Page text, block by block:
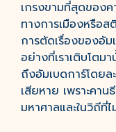
เกรงขามที่สุดของค
ทางการเมืองหรือ
การตัดเรื่องของอัม
อย่างที่เราเติบโตม
ถึงอัมเบดการ์โดย
เสียหาย เพราะคา
มหาศาลและในวิถีที่